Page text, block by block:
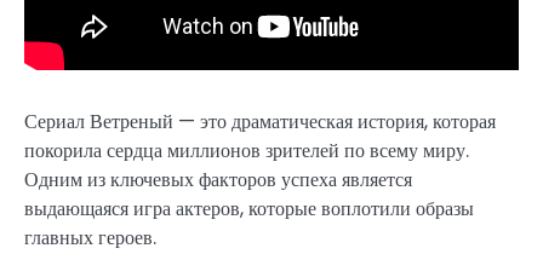
Сериал Ветреный — это драматическая история, которая
покорила сердца миллионов зрителей по всему миру.
Одним из ключевых факторов успеха является
выдающаяся игра актеров, которые воплотили образы
главных героев.